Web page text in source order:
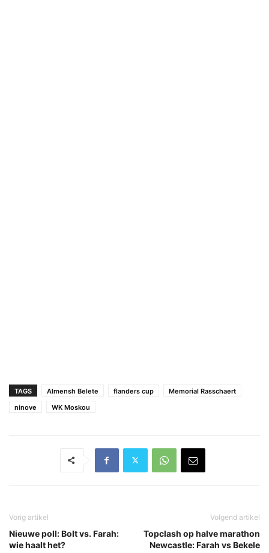
TAGS Almensh Belete flanders cup
Memorial Rasschaert
ninove
WK Moskou
Vorig artikel
Nieuwe poll: Bolt vs. Farah:
wie haalt het?
Volgend artikel
Topclash op halve marathon
Newcastle: Farah vs Bekele